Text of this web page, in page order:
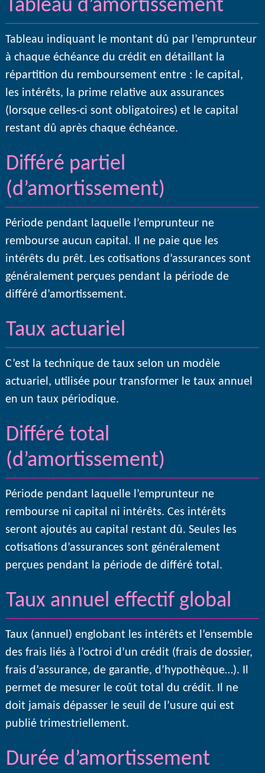
Tableau d’amortissement
Tableau indiquant le montant dû par l’emprunteur
à chaque échéance du crédit en détaillant la
répartition du remboursement entre : le capital,
les intérêts, la prime relative aux assurances
(lorsque celles-ci sont obligatoires) et le capital
restant dû après chaque échéance.
Différé partiel
(d’amortissement)
Période pendant laquelle l’emprunteur ne
rembourse aucun capital. Il ne paie que les
intérêts du prêt. Les cotisations d’assurances sont
généralement perçues pendant la période de
différé d’amortissement.
Taux actuariel
C’est la technique de taux selon un modèle
actuariel, utilisée pour transformer le taux annuel
en un taux périodique.
Différé total
(d’amortissement)
Période pendant laquelle l’emprunteur ne
rembourse ni capital ni intérêts. Ces intérêts
seront ajoutés au capital restant dû. Seules les
cotisations d’assurances sont généralement
perçues pendant la période de différé total.
Taux annuel effectif global
Taux (annuel) englobant les intérêts et l’ensemble
des frais liés à l’octroi d’un crédit (frais de dossier,
frais d’assurance, de garantie, d’hypothèque…). Il
permet de mesurer le coût total du crédit. Il ne
doit jamais dépasser le seuil de l’usure qui est
publié trimestriellement.
Durée d’amortissement